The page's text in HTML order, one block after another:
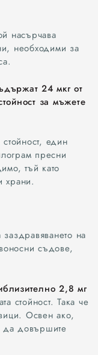
насърчава
необходими за
24 мкг от
за мъжете
един
пресни
тъй като
храни.
на
съдове,
2,8 мг
стойност. Така че
Освен ако,
да довършите